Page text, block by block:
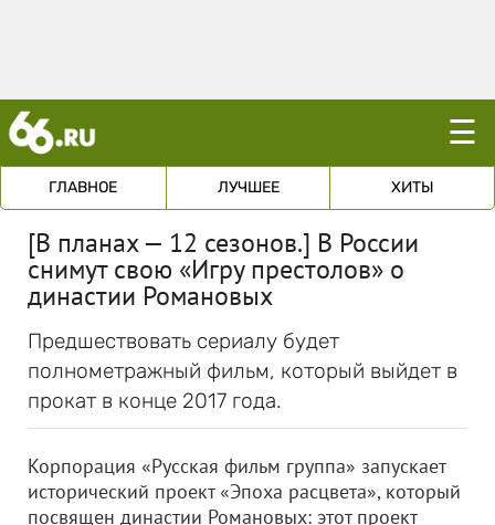
☰
ГЛАВНОЕ ЛУЧШЕЕ ХИТЫ
[В планах — 12 сезонов.] В России
снимут свою «Игру престолов» о
династии Романовых
Предшествовать сериалу будет
полнометражный фильм, который выйдет в
прокат в конце 2017 года.
Корпорация «Русская фильм группа» запускает
исторический проект «Эпоха расцвета», который
посвящен династии Романовых: этот проект